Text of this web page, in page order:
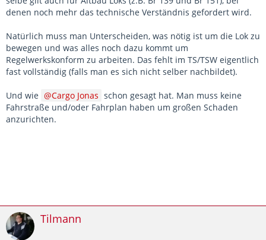
denen noch mehr das technische Verständnis gefordert wird.
Natürlich muss man Unterscheiden, was nötig ist um die Lok zu
bewegen und was alles noch dazu kommt um
Regelwerkskonform zu arbeiten. Das fehlt im TS/TSW eigentlich
fast vollständig (falls man es sich nicht selber nachbildet).
Und wie Cargo Jonas schon gesagt hat. Man muss keine
Fahrstraße und/oder Fahrplan haben um großen Schaden
anzurichten.
Tilmann